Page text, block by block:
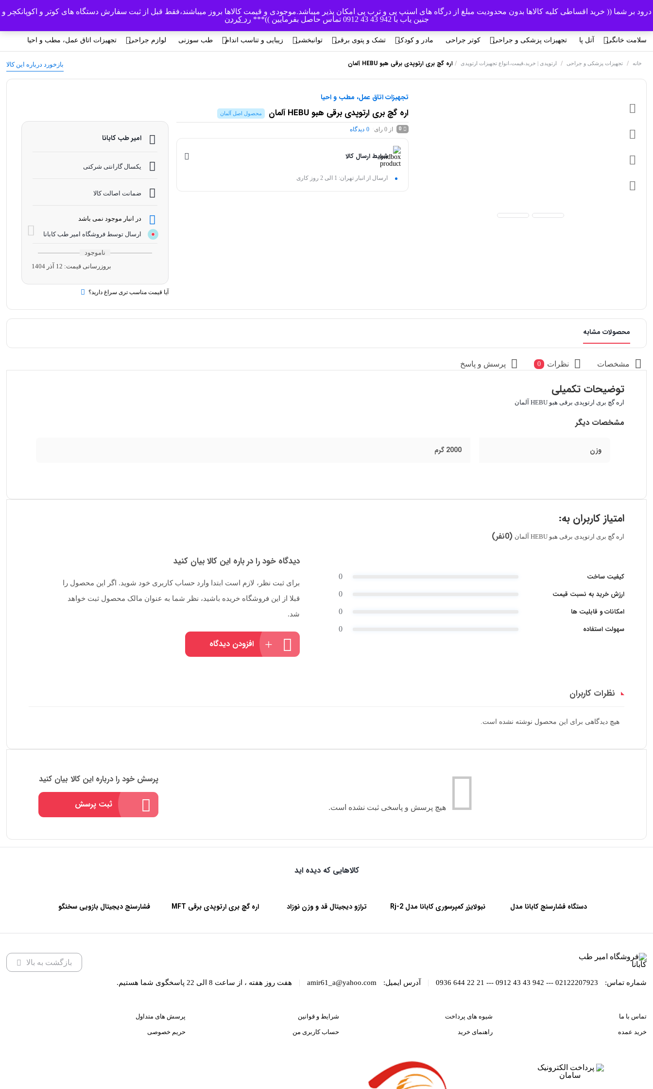
ورود/ثبت نام 0
سلامت خانگی آتل پا تجهیزات پزشکی و جراحی کوتر جراحی مادر و کودک تشک و پتوی برقی توانبخشی زیبایی و تناسب اندام طب سوزنی لوازم جراحی تجهیزات اتاق عمل، مطب و احیا
بازخورد درباره این کالا خانه / تجهیزات پزشکی و جراحی / ارتوپدی | خرید،قیمت،انواع تجهیزات ارتوپدی /اره گچ بری ارتوپدی برقی هبو HEBU آلمان
تجهیزات اتاق عمل، مطب و احیا
اره گچ بری ارتوپدی برقی هبو HEBU آلمان محصول اصل آلمان
0 از 0 رای 0 دیدگاه
شرایط ارسال کالا
ارسال از انبار تهران: 1 الی 2 روز کاری
امیر طب کابانا
یکسال گارانتی شرکتی
ضمانت اصالت کالا
در انبار موجود نمی باشد
ارسال توسط فروشگاه امیر طب کابانا
ناموجود
بروزرسانی قیمت: 12 آذر 1404
آیا قیمت مناسب تری سراغ دارید؟
محصولات مشابه
مشخصات نظرات 0 پرسش و پاسخ
توضیحات تکمیلی
اره گچ بری ارتوپدی برقی هبو HEBU آلمان
مشخصات دیگر
وزن 2000 گرم
امتیاز کاربران به:
اره گچ بری ارتوپدی برقی هبو HEBU آلمان (0نفر)
کیفیت ساخت 0
ارزش خرید به نسبت قیمت 0
امکانات و قابلیت ها 0
سهولت استفاده 0
دیدگاه خود را در باره این کالا بیان کنید
برای ثبت نظر، لازم است ابتدا وارد حساب کاربری خود شوید. اگر این محصول را
قبلا از این فروشگاه خریده باشید، نظر شما به عنوان مالک محصول ثبت خواهد
شد.
افزودن دیدگاه
نظرات کاربران
هیچ دیدگاهی برای این محصول نوشته نشده است.
هیچ پرسش و پاسخی ثبت نشده است.
پرسش خود را درباره این کالا بیان کنید
ثبت پرسش
کالاهایی که دیده اید
دستگاه فشارسنج کابانا مدل
نبولایزر کمپرسوری کابانا مدل Rj-2
ترازو دیجیتال قد و وزن نوزاد
اره گچ بری ارتوپدی برقی MFT
فشارسنج دیجیتال بازویی سخنگو
بازگشت به بالا
شماره تماس: 02122207923 --- 942 43 43 0912 --- 21 22 644 0936
| آدرس ایمیل: amir61_a@yahoo.com
| هفت روز هفته ، از ساعت 8 الی 22 پاسخگوی شما هستیم.
تماس با ما
خرید عمده
شیوه های پرداخت
راهنمای خرید
شرایط و قوانین
حساب کاربری من
پرسش های متداول
حریم خصوصی
درود بر شما (( خرید اقساطی کلیه کالاها بدون محدودیت مبلغ از درگاه های اسنپ پی و ترب پی امکان پذیر میباشد.موجودی و قیمت کالاها بروز میباشند،فقط قبل از ثبت سفارش دستگاه های کوتر و اکوپانکچر و
جنین یاب با 942 43 43 0912 تماس حاصل بفرمایین ))***
رد کردن